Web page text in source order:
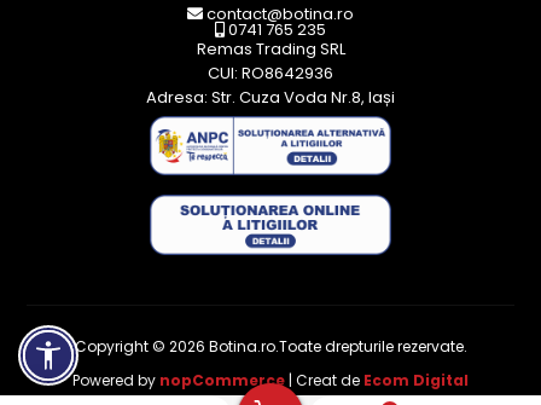
contact@botina.ro
0741 765 235
Remas Trading SRL
CUI: RO8642936
Adresa: Str. Cuza Voda Nr.8, Iași
Copyright © 2026 Botina.ro.Toate drepturile rezervate.
Powered by nopCommerce | Creat de Ecom Digital